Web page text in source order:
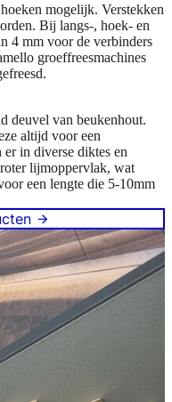
mogelijk. Verstekken
Bij langs-, hoek- en
4 mm voor de verbinders
groeffreesmachines
deuvel van beukenhout.
altijd voor een
in diverse diktes en
lijmoppervlak, wat
een lengte die 5-10mm